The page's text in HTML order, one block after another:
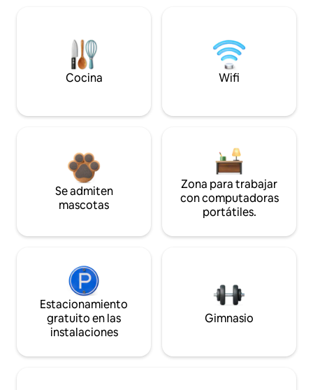
Cocina Wifi
Se admiten
mascotas
Zona para trabajar
con computadoras
portátiles.
Estacionamiento
gratuito en las
instalaciones
Gimnasio